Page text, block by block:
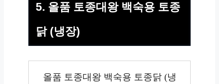
5. 올품 토종대왕 백숙용 토종
닭 (냉장)
올품 토종대왕 백숙용 토종닭 (냉